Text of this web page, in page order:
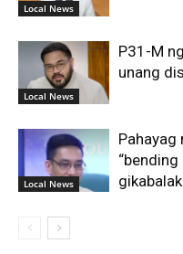
Local News
Local News
P31-M
unang
Local News
Pahayag